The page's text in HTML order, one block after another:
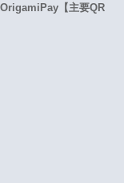
【主要QR